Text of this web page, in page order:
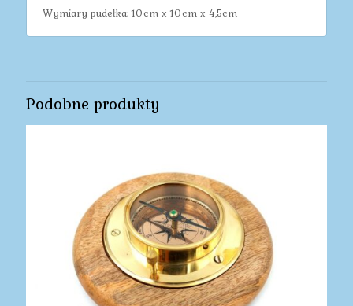
Wymiary pudełka: 10cm x 10cm x 4,5cm
Podobne produkty